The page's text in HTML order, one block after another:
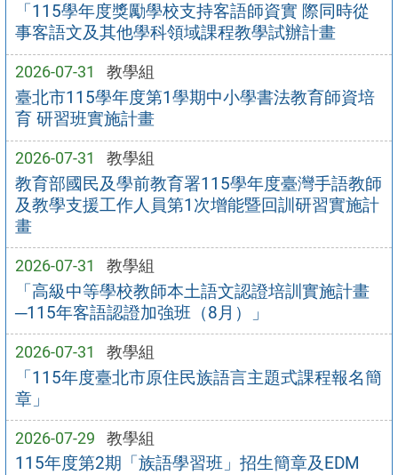
「115學年度獎勵學校支持客語師資實 際同時從
事客語文及其他學科領域課程教學試辦計畫
2026-07-31 教學組
臺北市115學年度第1學期中小學書法教育師資培
育 研習班實施計畫
2026-07-31 教學組
教育部國民及學前教育署115學年度臺灣手語教師
及教學支援工作人員第1次增能暨回訓研習實施計
畫
2026-07-31 教學組
「高級中等學校教師本土語文認證培訓實施計畫
─115年客語認證加強班（8月）」
2026-07-31 教學組
「115年度臺北市原住民族語言主題式課程報名簡
章」
2026-07-29 教學組
115年度第2期「族語學習班」招生簡章及EDM